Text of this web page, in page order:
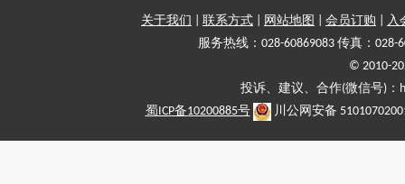
关于我们 联系方式 网站地图 会员订购
入
服务热线：028-60869083 传真：028-
© 2010-
投诉、建议、合作(微信号)
蜀ICP备10200885号
川公网安备